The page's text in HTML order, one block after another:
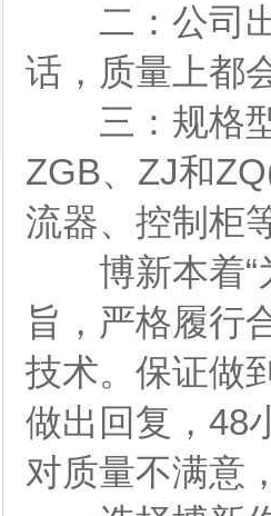
二：公司出
话，质量上都
三：规格型
ZGB、ZJ和
流器、控制柜
博新本着“为
旨，严格履行
技术。保证做
做出回复，48
对质量不满意